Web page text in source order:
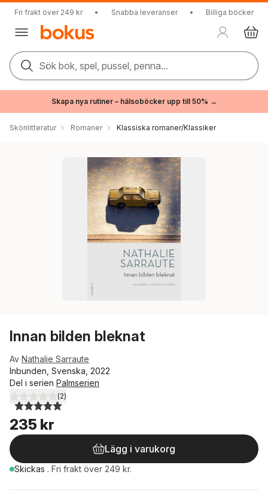
Fri frakt över 249 kr • Snabba leveranser • Billiga böcker
Sök bok, spel, pussel, penna...
Skapa nya rutiner – hälsoböcker upp till 50% →
Skönlitteratur Romaner Klassiska romaner/Klassiker
Innan bilden bleknat
Av Nathalie Sarraute
Inbunden, Svenska, 2022
Del i serien Palmserien
5,0utav 5 stjärnor. Totalt antal röster:
(2)
235 kr
Lägg i varukorg
Skickas . Fri frakt över 249 kr.